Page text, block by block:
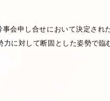
会申し合せにおいて決定され
に対して断固とした姿勢で臨